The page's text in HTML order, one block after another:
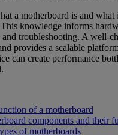
a motherboard is and
knowledge informs
and troubleshooting. A well-
provides a scalable
can create performance
of a motherboard
components and their
of motherboards